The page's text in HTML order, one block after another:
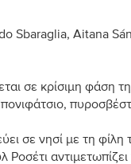
Sbaraglia, Aitana
σε κρίσιμη φάση
σε νησί με τη φίλη